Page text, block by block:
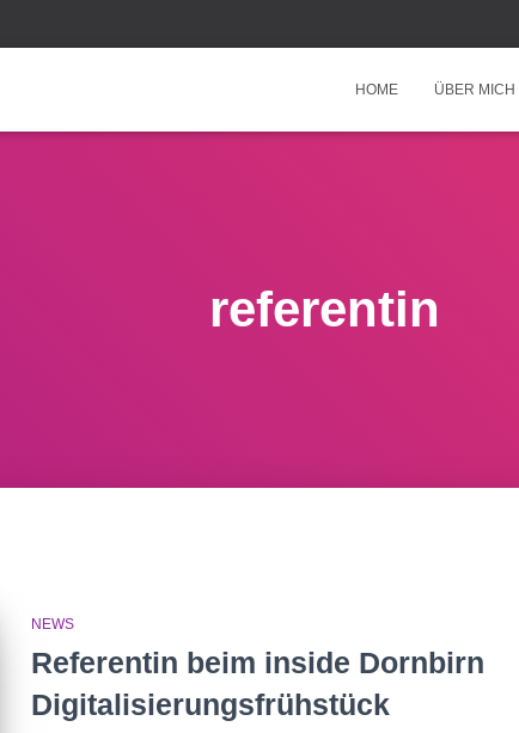
HOME ÜBER MICH
referentin
NEWS
Referentin beim inside Dornbirn
Digitalisierungsfrühstück